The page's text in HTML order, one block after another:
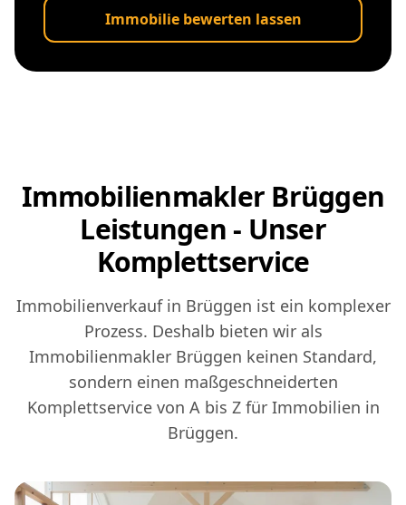
Immobilie bewerten lassen
Immobilienmakler Brüggen
Leistungen - Unser
Komplettservice
Immobilienverkauf in Brüggen ist ein komplexer
Prozess. Deshalb bieten wir als
Immobilienmakler Brüggen keinen Standard,
sondern einen maßgeschneiderten
Komplettservice von A bis Z für Immobilien in
Brüggen.